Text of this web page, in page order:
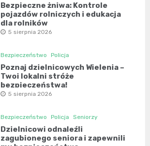
Bezpieczne żniwa: Kontrole
pojazdów rolniczych i edukacja
dla rolników
5 sierpnia 2026
Bezpieczeństwo Policja
Poznaj dzielnicowych Wielenia –
Twoi lokalni stróże
bezpieczeństwa!
5 sierpnia 2026
Bezpieczeństwo Policja Seniorzy
Dzielnicowi odnaleźli
zagubionego seniora i zapewnili